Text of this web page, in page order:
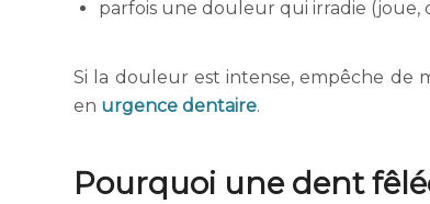
parfois une douleur qui irradie (joue,
Si la douleur est intense, empêche de
en urgence dentaire.
Pourquoi une dent